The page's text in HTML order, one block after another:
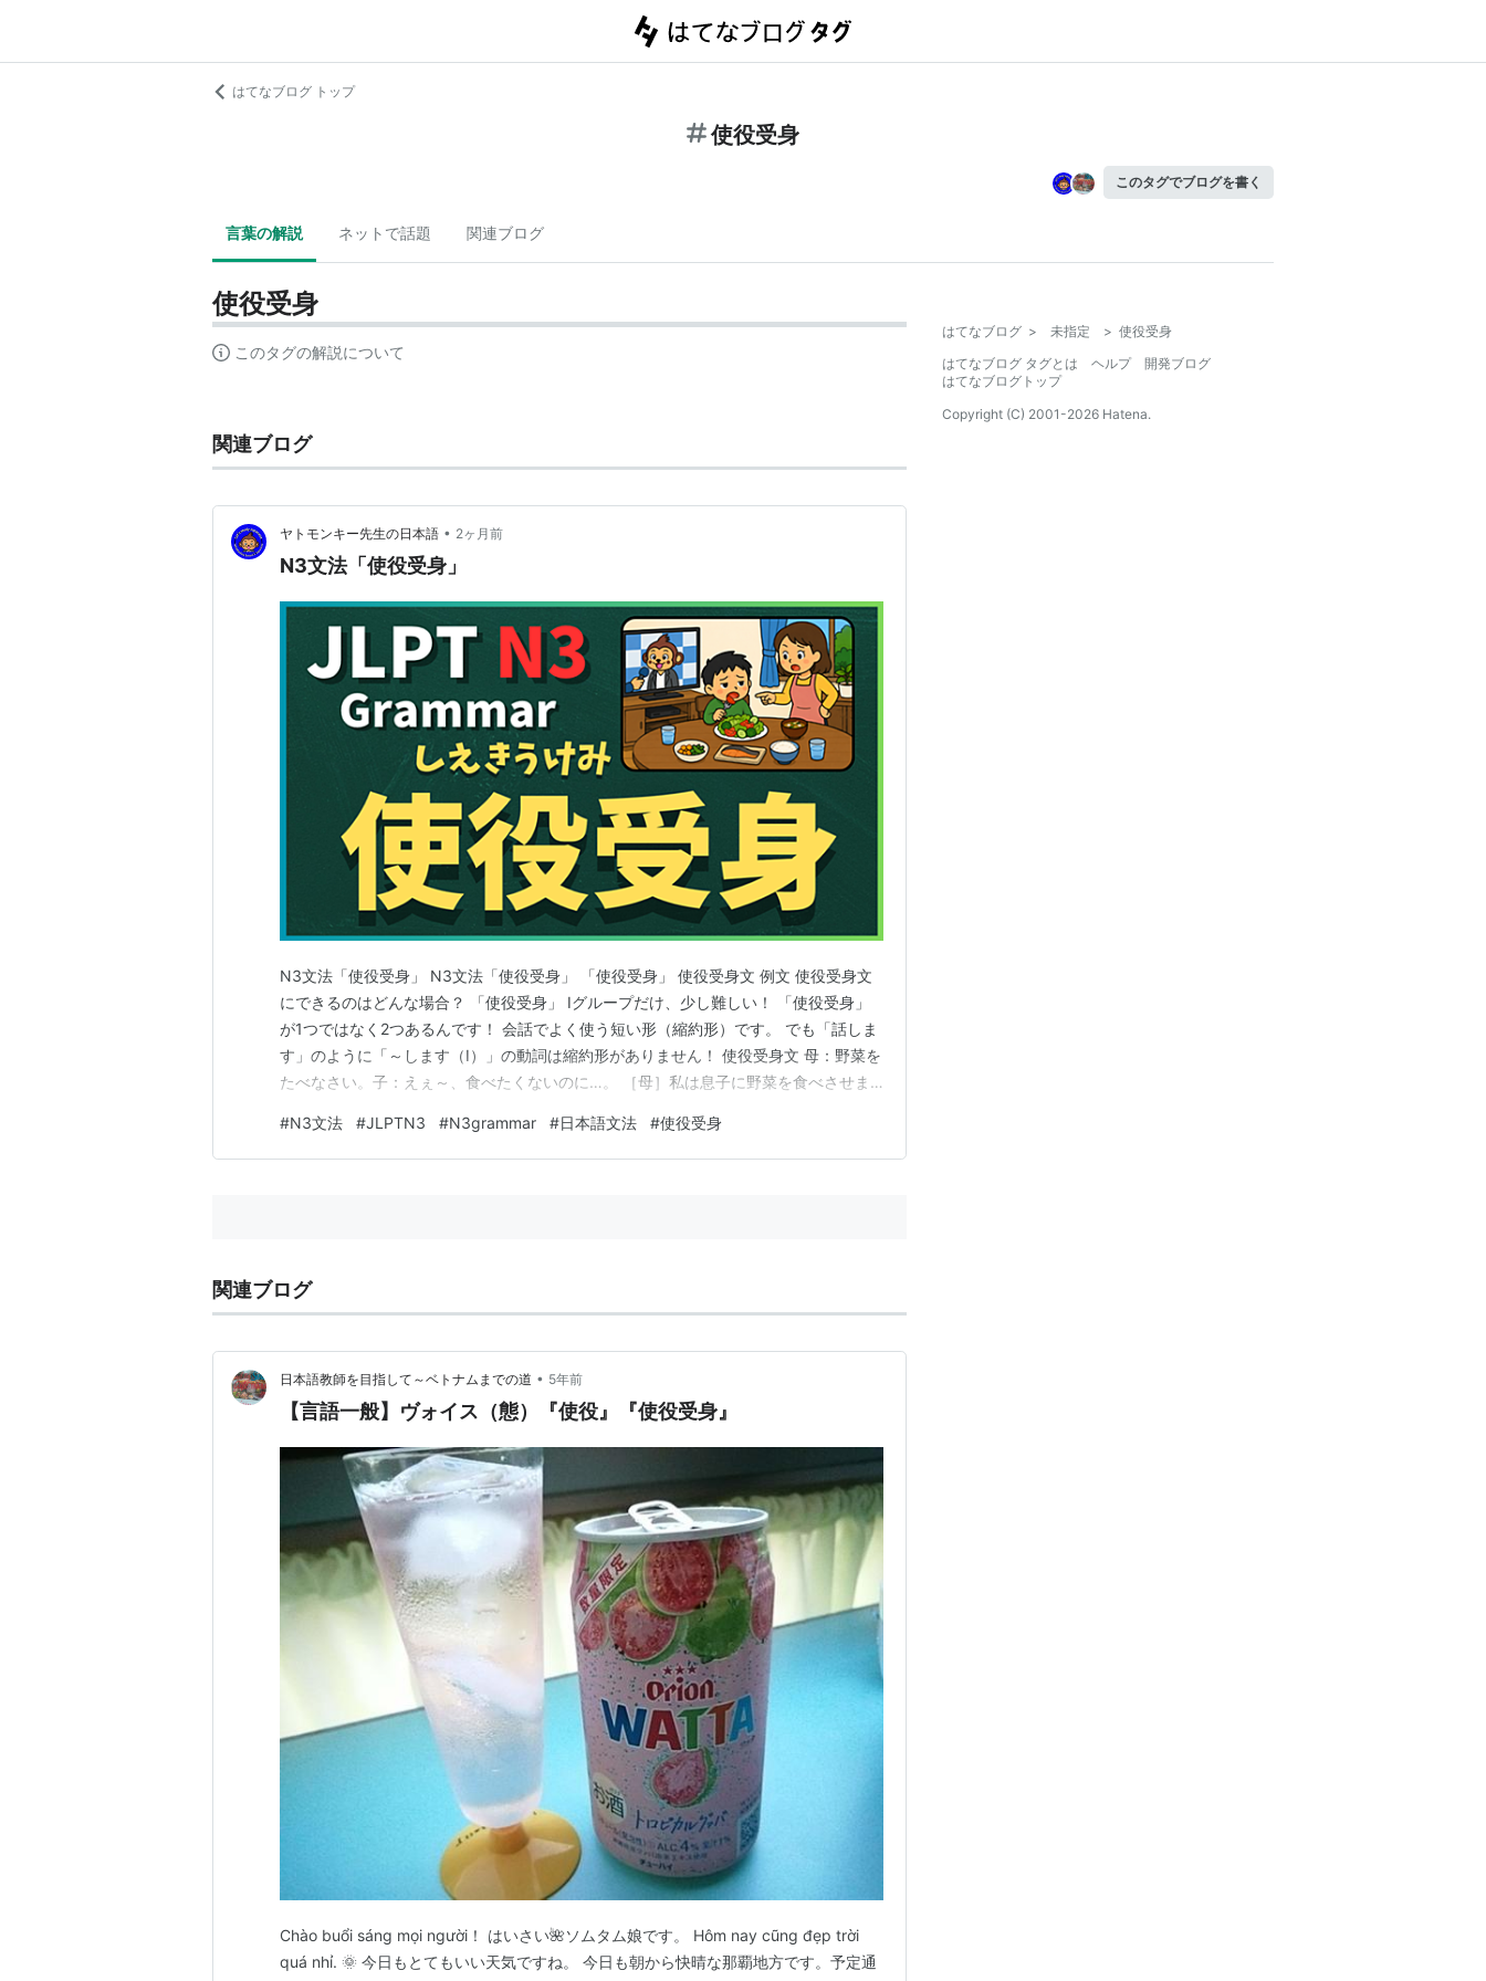
はてなブログ トップ
使役受身
このタグでブログを書く
言葉の解説 ネットで話題 関連ブログ
使役受身
このタグの解説について
関連ブログ
ヤトモンキー先生の日本語 • 2ヶ月前
N3文法「使役受身」
N3文法「使役受身」 N3文法「使役受身」 「使役受身」 使役受身文 例文 使役受身文
にできるのはどんな場合？ 「使役受身」 Ⅰグループだけ、少し難しい！ 「使役受身」
が1つではなく2つあるんです！ 会話でよく使う短い形（縮約形）です。 でも「話しま
す」のように「～します（Ⅰ）」の動詞は縮約形がありません！ 使役受身文 母：野菜を
たべなさい。子：えぇ～、食べたくないのに…。 ［母］私は息子に野菜を食べさせま
ないと思っているのに、母に食べるように言われて食べた 【意味】使役受身自分がし
たくないと思っていることを、他人か…
#N3文法 #JLPTN3 #N3grammar #日本語文法 #使役受身
関連ブログ
日本語教師を目指して～ベトナムまでの道 • 5年前
【言語一般】ヴォイス（態）『使役』『使役受身』
Chào buổi sáng mọi người！ はいさい🌺ソムタム娘です。 Hôm nay cũng đẹp trời
quá nhỉ. 🌞 今日もとてもいい天気ですね。 今日も朝から快晴な那覇地方です。予定通
はてなブログ > 未指定 > 使役受身
はてなブログ タグとは
ヘルプ
開発ブログ
はてなブログトップ
Copyright (C) 2001-2026 Hatena.